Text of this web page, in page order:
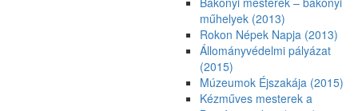
műhelyek (2013)
Rokon Népek Napja (2013)
Állományvédelmi pályázat
(2015)
Múzeumok Éjszakája (2015)
Kézműves mesterek a